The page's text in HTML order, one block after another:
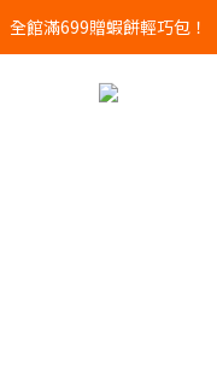
高含量蝦肉餅專賣｜任三件88折
全館滿699贈蝦餅輕巧包！
高含量蝦肉餅專賣｜任三件88折